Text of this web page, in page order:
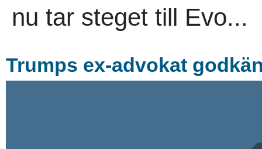
nu tar steget till Evo...
Trumps ex-advokat